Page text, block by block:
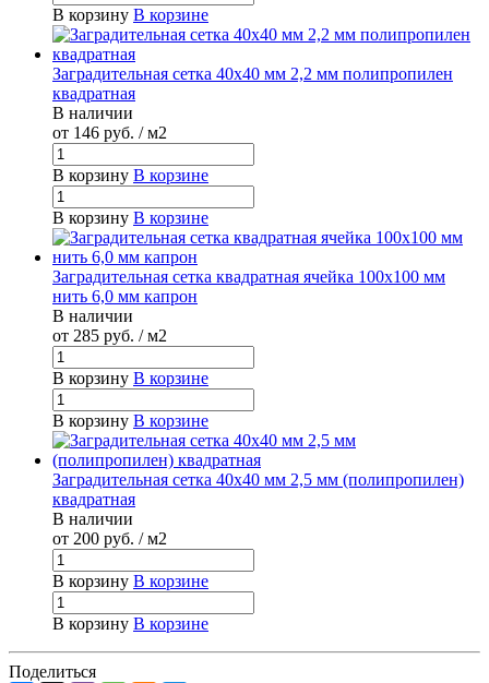
В корзину В корзине
Заградительная сетка 40х40 мм 2,2 мм полипропилен
квадратная
В наличии
от 146 руб. / м2
В корзину В корзине
В корзину В корзине
Заградительная сетка квадратная ячейка 100х100 мм
нить 6,0 мм капрон
В наличии
от 285 руб. / м2
В корзину В корзине
В корзину В корзине
Заградительная сетка 40х40 мм 2,5 мм (полипропилен)
квадратная
В наличии
от 200 руб. / м2
В корзину В корзине
В корзину В корзине
Поделиться